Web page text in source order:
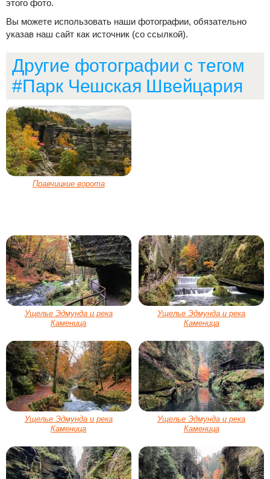
этого фото.
Вы можете использовать наши фотографии, обязательно
указав наш сайт как источник (со ссылкой).
Другие фотографии с тегом
#Парк Чешская Швейцария
Правчицкие ворота
Ущелье Эдмунда и река
Каменица
Ущелье Эдмунда и река
Каменица
Ущелье Эдмунда и река
Каменица
Ущелье Эдмунда и река
Каменица